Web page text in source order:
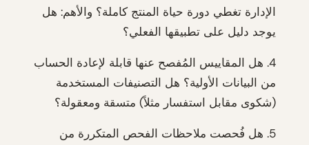
الإدارة تغطي دورة حياة المنتج كاملة؟ والأهم: هل
يوجد دليل على تطبيقها الفعلي؟
4. هل المقاييس المُفصح عنها قابلة لإعادة الحساب
من البيانات الأولية؟ هل التصنيفات المستخدمة
(شكوى مقابل استفسار مثلاً) متسقة ومعقولة؟
5. هل فُحصت ملاحظات الفحص المتكررة من